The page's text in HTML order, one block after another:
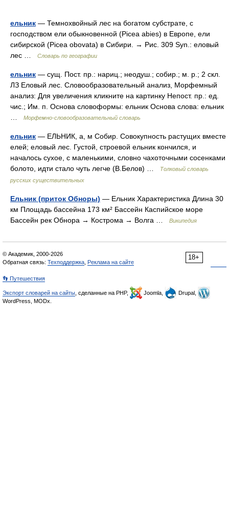
ельник — Темнохвойный лес на богатом субстрате, с
господством ели обыкновенной (Picea abies) в Европе, ели
сибирской (Picea obovata) в Сибири. → Рис. 309 Syn.: еловый
лес …
Словарь по географии
ельник — сущ. Пост. пр.: нариц.; неодуш.; собир.; м. р.; 2 скл.
ЛЗ Еловый лес. Словообразовательный анализ, Морфемный
анализ: Для увеличения кликните на картинку Непост. пр.: ед.
чис.; Им. п. Основа словоформы: ельник Основа слова: ельник
Морфемно-словообразовательный словарь
ельник — ЕЛЬНИК, а, м Собир. Совокупность растущих вместе
елей; еловый лес. Густой, строевой ельник кончился, и
началось сухое, с маленькими, словно чахоточными сосенками
болото, идти стало чуть легче (В.Белов) …
Толковый словарь
русских существительных
Ельник (приток Обноры) — Ельник Характеристика Длина 30
км Площадь бассейна 173 км² Бассейн Каспийское море
Бассейн рек Обнора → Кострома → Волга …
Википедия
18+
© Академик, 2000-2026
Обратная связь: Техподдержка Реклама на сайте
👣 Путешествия
Экспорт словарей на сайты , сделанные на PHP, Joomla,
Drupal,
WordPress, MODx.